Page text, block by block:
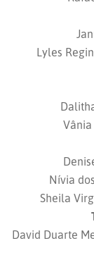
Lyles
Nívia
Sheila
David Duarte